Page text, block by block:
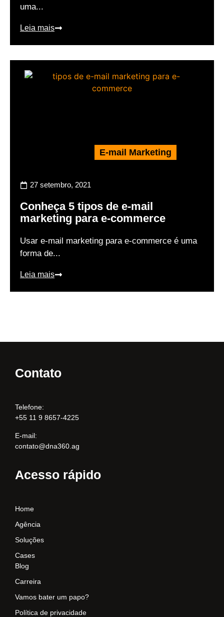
uma...
Leia mais
E-mail Marketing
27 setembro, 2021
Conheça 5 tipos de e-mail
marketing para e-commerce
Usar e-mail marketing para e-commerce é uma
forma de...
Leia mais
Contato
Telefone:
+55 11 9 8657-4225
E-mail:
contato@dna360.ag
Acesso rápido
Home
Agência
Soluções
Cases
Blog
Carreira
Vamos bater um papo?
Política de privacidade